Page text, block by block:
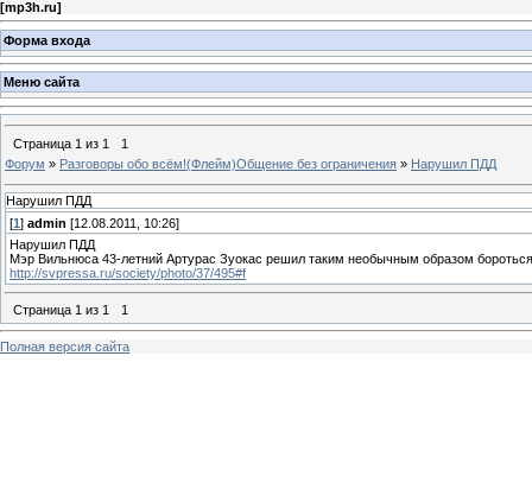
[mp3h.ru]
Форма входа
Меню сайта
Страница 1 из 1
1
Форум » Разговоры обо всём!(Флейм)Общение без ограничения » Нарушил ПДД
Нарушил ПДД
[1 ] admin [12.08.2011, 10:26]
Нарушил ПДД
Мэр Вильнюса 43-летний Артурас Зуокас решил таким необычным образом
http://svpressa.ru/society/photo/37/495#f
Страница 1 из 1 1
Полная версия сайта